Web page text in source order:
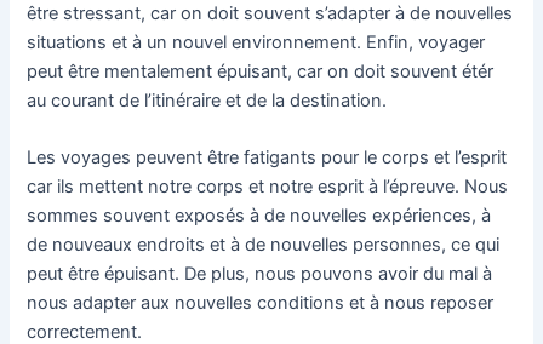
être stressant, car on doit souvent s’adapter à de nouvelles
situations et à un nouvel environnement. Enfin, voyager
peut être mentalement épuisant, car on doit souvent étér
au courant de l’itinéraire et de la destination.
Les voyages peuvent être fatigants pour le corps et l’esprit
car ils mettent notre corps et notre esprit à l’épreuve. Nous
sommes souvent exposés à de nouvelles expériences, à
de nouveaux endroits et à de nouvelles personnes, ce qui
peut être épuisant. De plus, nous pouvons avoir du mal à
nous adapter aux nouvelles conditions et à nous reposer
correctement.